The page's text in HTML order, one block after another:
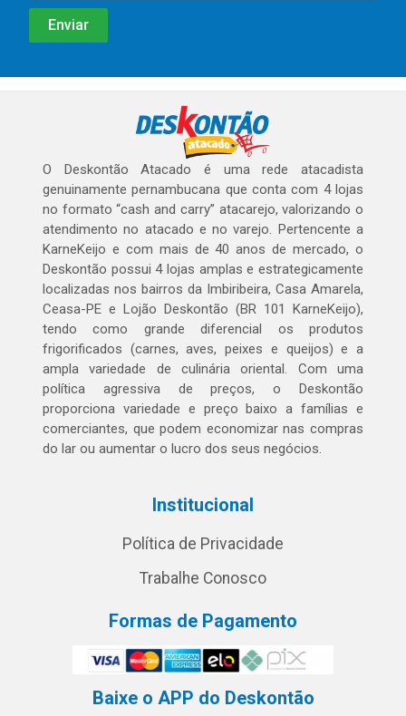
O Deskontão Atacado é uma rede atacadista
genuinamente pernambucana que conta com 4 lojas
no formato “cash and carry” atacarejo, valorizando o
atendimento no atacado e no varejo. Pertencente a
KarneKeijo e com mais de 40 anos de mercado, o
Deskontão possui 4 lojas amplas e estrategicamente
localizadas nos bairros da Imbiribeira, Casa Amarela,
Ceasa-PE e Lojão Deskontão (BR 101 KarneKeijo),
tendo como grande diferencial os produtos
frigorificados (carnes, aves, peixes e queijos) e a
ampla variedade de culinária oriental. Com uma
política agressiva de preços, o Deskontão
proporciona variedade e preço baixo a famílias e
comerciantes, que podem economizar nas compras
do lar ou aumentar o lucro dos seus negócios.
Institucional
Política de Privacidade
Trabalhe Conosco
Formas de Pagamento
Baixe o APP do Deskontão